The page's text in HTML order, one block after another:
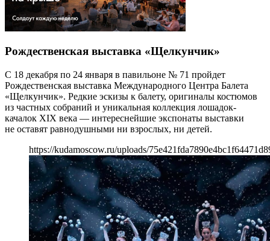
Рождественская выставка «Щелкунчик»
С 18 декабря по 24 января в павильоне № 71 пройдет
Рождественская выставка Международного Центра Балета
«Щелкунчик». Редкие эскизы к балету, оригиналы костюмов
из частных собраний и уникальная коллекция лошадок-
качалок XIX века — интереснейшие экспонаты выставки
не оставят равнодушными ни взрослых, ни детей.
https://kudamoscow.ru/uploads/